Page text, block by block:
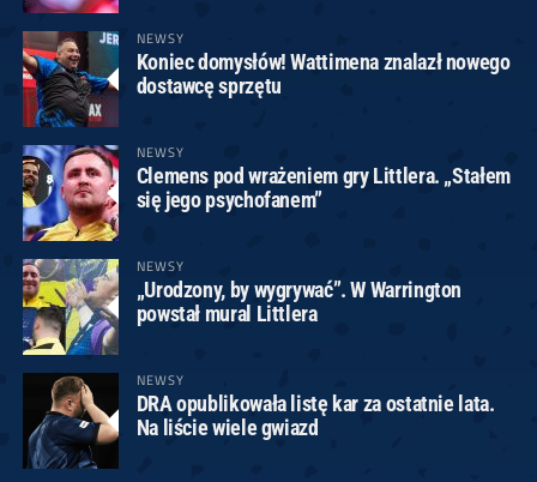
NEWSY
Koniec domysłów! Wattimena znalazł nowego
dostawcę sprzętu
NEWSY
Clemens pod wrażeniem gry Littlera. „Stałem
się jego psychofanem”
NEWSY
„Urodzony, by wygrywać”. W Warrington
powstał mural Littlera
NEWSY
DRA opublikowała listę kar za ostatnie lata.
Na liście wiele gwiazd